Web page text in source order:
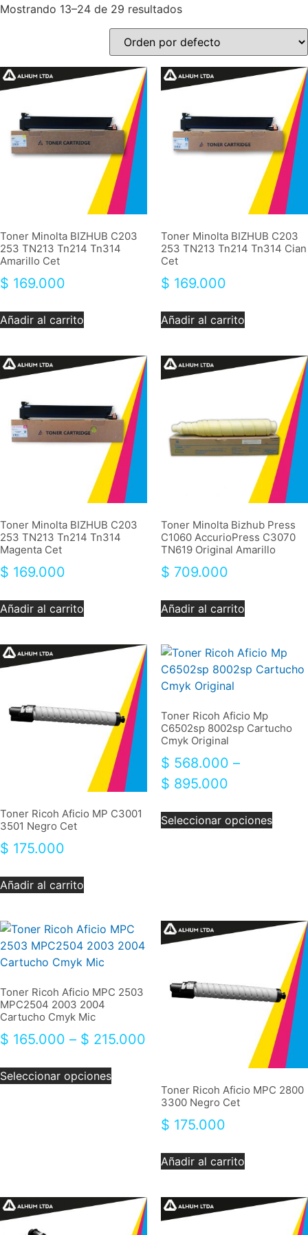
Mostrando 13–24 de 29 resultados
Toner Minolta BIZHUB C203
253 TN213 Tn214 Tn314
Amarillo Cet
$ 169.000
Añadir al carrito
Toner Minolta BIZHUB C203
253 TN213 Tn214 Tn314 Cian
Cet
$ 169.000
Añadir al carrito
Toner Minolta BIZHUB C203
253 TN213 Tn214 Tn314
Magenta Cet
$ 169.000
Añadir al carrito
Toner Minolta Bizhub Press
C1060 AccurioPress C3070
TN619 Original Amarillo
$ 709.000
Añadir al carrito
Toner Ricoh Aficio MP C3001
3501 Negro Cet
$ 175.000
Añadir al carrito
Toner Ricoh Aficio Mp
C6502sp 8002sp Cartucho
Cmyk Original
$ 568.000 –
$ 895.000
Seleccionar opciones
Toner Ricoh Aficio MPC 2503
MPC2504 2003 2004
Cartucho Cmyk Mic
$ 165.000 – $ 215.000
Seleccionar opciones
Toner Ricoh Aficio MPC 2800
3300 Negro Cet
$ 175.000
Añadir al carrito